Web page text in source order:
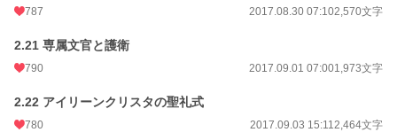
787 2017.08.30 07:102,570文字
2.21 専属文官と護衛
790 2017.09.01 07:001,973文字
2.22 アイリーンクリスタの聖礼式
780 2017.09.03 15:112,464文字